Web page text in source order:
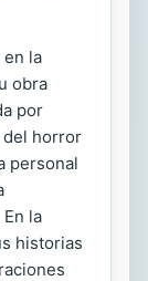
en la
obra
por
del horror
personal
la
historias